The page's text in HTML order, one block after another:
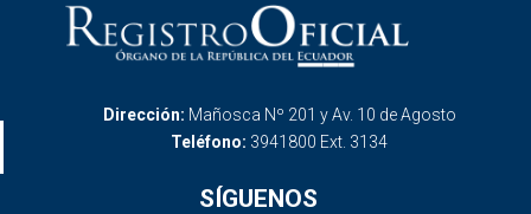
Dirección: Mañosca Nº 201 y Av. 10 de Agosto
Teléfono: 3941800 Ext. 3134
SÍGUENOS